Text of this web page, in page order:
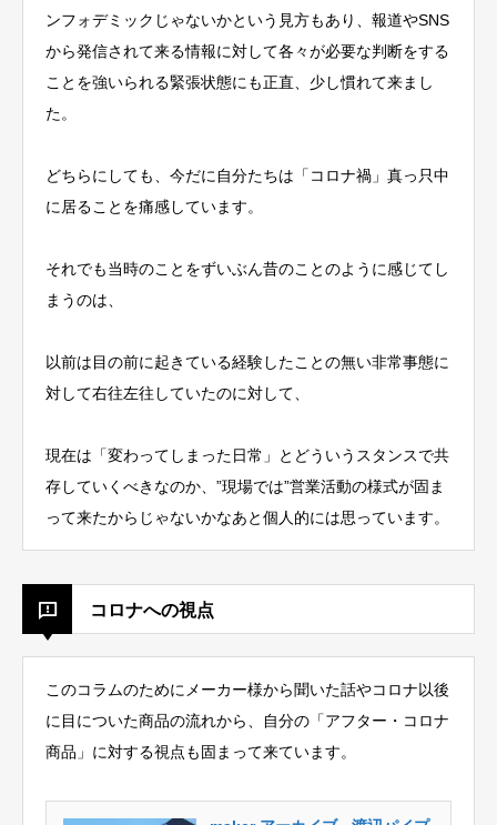
ンフォデミックじゃないかという見方もあり、報道やSNS
から発信されて来る情報に対して各々が必要な判断をする
ことを強いられる緊張状態にも正直、少し慣れて来まし
た。
どちらにしても、今だに自分たちは「コロナ禍」真っ只中
に居ることを痛感しています。
それでも当時のことをずいぶん昔のことのように感じてし
まうのは、
以前は目の前に起きている経験したことの無い非常事態に
対して右往左往していたのに対して、
現在は「変わってしまった日常」とどういうスタンスで共
存していくべきなのか、”現場では”営業活動の様式が固ま
って来たからじゃないかなあと個人的には思っています。
コロナへの視点
このコラムのためにメーカー様から聞いた話やコロナ以後
に目についた商品の流れから、自分の「アフター・コロナ
商品」に対する視点も固まって来ています。